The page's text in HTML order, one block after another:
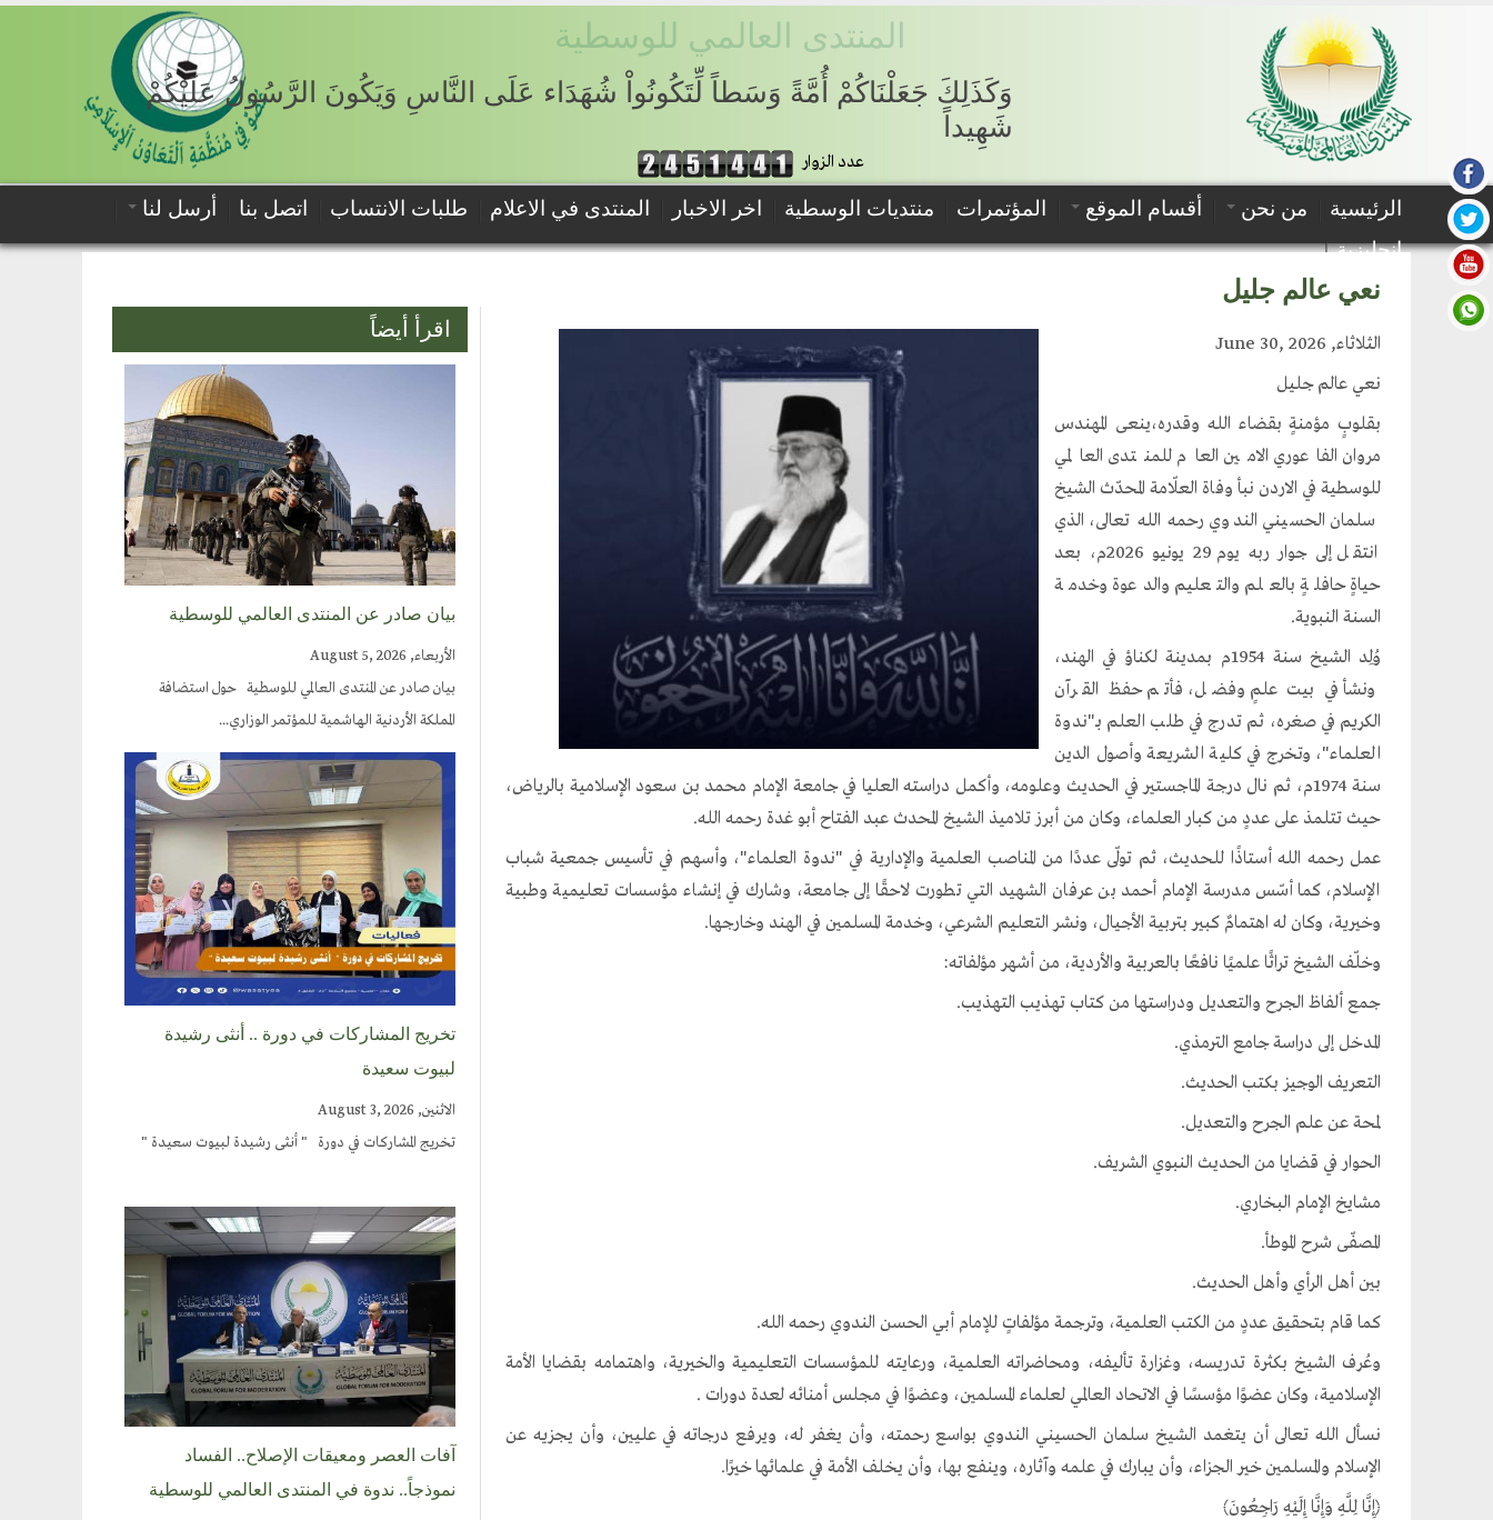
المنتدى العالمي للوسطية
وَكَذَلِكَ جَعَلْنَاكُمْ أُمَّةً وَسَطاً لِّتَكُونُواْ شُهَدَاء عَلَى النَّاسِ وَيَكُونَ الرَّسُولُ عَلَيْكُمْ
شَهِيداً
عدد الزوار
الرئيسية من نحن أقسام الموقع المؤتمرات منتديات الوسطية اخر الاخبار المنتدى في الاعلام طلبات الانتساب اتصل بنا
أرسل لنا
إنجليزية
نعي عالم جليل
الثلاثاء, June 30, 2026
نعي عالم جليل
بقلوبٍ مؤمنةٍ بقضاء الله وقدره،ينعى المهندس
مروان الفاعوري الامين العام للمنتدى العالمي
للوسطية في الاردن نبأ وفاة العلّامة المحدّث الشيخ
سلمان الحسيني الندوي رحمه الله تعالى، الذي
انتقل إلى جوار ربه يوم 29 يونيو 2026م، بعد
حياةٍ حافلةٍ بالعلم والتعليم والدعوة وخدمة
السنة النبوية.
وُلِد الشيخ سنة 1954م بمدينة لكناؤ في الهند،
ونشأ في بيت علمٍ وفضل، فأتم حفظ القرآن
الكريم في صغره، ثم تدرج في طلب العلم بـ"ندوة
العلماء"، وتخرج في كلية الشريعة وأصول الدين
سنة 1974م، ثم نال درجة الماجستير في الحديث وعلومه، وأكمل دراسته العليا في جامعة الإمام محمد بن سعود الإسلامية بالرياض،
حيث تتلمذ على عددٍ من كبار العلماء، وكان من أبرز تلاميذ الشيخ المحدث عبد الفتاح أبو غدة رحمه الله.
عمل رحمه الله أستاذًا للحديث، ثم تولّى عددًا من المناصب العلمية والإدارية في "ندوة العلماء"، وأسهم في تأسيس جمعية شباب
الإسلام، كما أسّس مدرسة الإمام أحمد بن عرفان الشهيد التي تطورت لاحقًا إلى جامعة، وشارك في إنشاء مؤسسات تعليمية وطبية
وخيرية، وكان له اهتمامٌ كبير بتربية الأجيال، ونشر التعليم الشرعي، وخدمة المسلمين في الهند وخارجها.
وخلّف الشيخ تراثًا علميًا نافعًا بالعربية والأردية، من أشهر مؤلفاته:
جمع ألفاظ الجرح والتعديل ودراستها من كتاب تهذيب التهذيب.
المدخل إلى دراسة جامع الترمذي.
التعريف الوجيز بكتب الحديث.
لمحة عن علم الجرح والتعديل.
الحوار في قضايا من الحديث النبوي الشريف.
مشايخ الإمام البخاري.
المصفّى شرح الموطأ.
بين أهل الرأي وأهل الحديث.
كما قام بتحقيق عددٍ من الكتب العلمية، وترجمة مؤلفاتٍ للإمام أبي الحسن الندوي رحمه الله.
وعُرف الشيخ بكثرة تدريسه، وغزارة تأليفه، ومحاضراته العلمية، ورعايته للمؤسسات التعليمية والخيرية، واهتمامه بقضايا الأمة
الإسلامية، وكان عضوًا مؤسسًا في الاتحاد العالمي لعلماء المسلمين، وعضوًا في مجلس أمنائه لعدة دورات .
نسأل الله تعالى أن يتغمد الشيخ سلمان الحسيني الندوي بواسع رحمته، وأن يغفر له، ويرفع درجاته في عليين، وأن يجزيه عن
الإسلام والمسلمين خير الجزاء، وأن يبارك في علمه وآثاره، وينفع بها، وأن يخلف الأمة في علمائها خيرًا.
﴿إِنَّا لِلَّهِ وَإِنَّا إِلَيْهِ رَاجِعُونَ﴾
اقرأ أيضاً
بيان صادر عن المنتدى العالمي للوسطية
الأربعاء, August 5, 2026
بيان صادر عن المنتدى العالمي للوسطية حول استضافة
المملكة الأردنية الهاشمية للمؤتمر الوزاري...
تخريج المشاركات في دورة .. أنثى رشيدة
لبيوت سعيدة
الاثنين, August 3, 2026
تخريج المشاركات في دورة " أنثى رشيدة لبيوت سعيدة "
آفات العصر ومعيقات الإصلاح.. الفساد
نموذجاً.. ندوة في المنتدى العالمي للوسطية